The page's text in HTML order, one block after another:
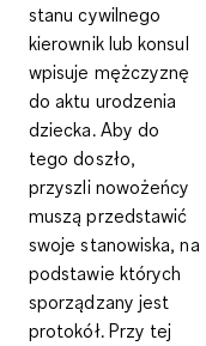
stanu cywilnego
kierownik lub konsul
wpisuje mężczyznę
do aktu urodzenia
dziecka. Aby do
tego doszło,
przyszli nowożeńcy
muszą przedstawić
swoje stanowiska, na
podstawie których
sporządzany jest
protokół. Przy tej